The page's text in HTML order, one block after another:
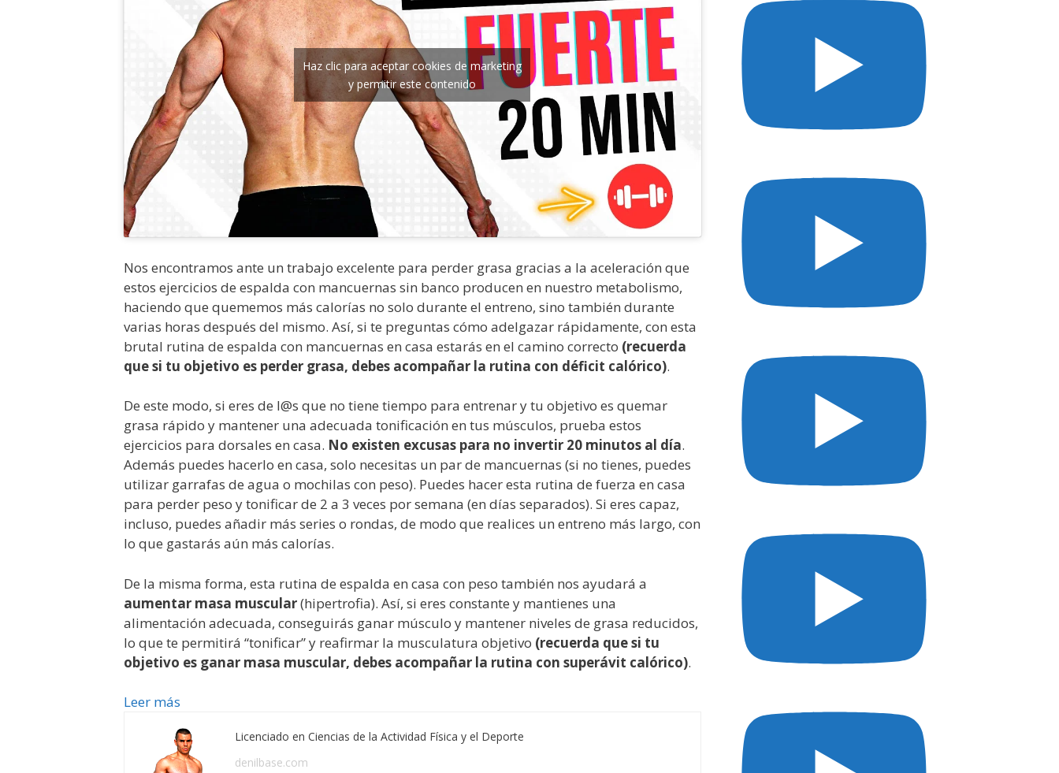
Haz clic para aceptar cookies de marketing
y permitir este contenido
Nos encontramos ante un trabajo excelente para perder grasa gracias a la aceleración que
estos ejercicios de espalda con mancuernas sin banco producen en nuestro metabolismo,
haciendo que quememos más calorías no solo durante el entreno, sino también durante
varias horas después del mismo. Así, si te preguntas cómo adelgazar rápidamente, con esta
brutal rutina de espalda con mancuernas en casa estarás en el camino correcto (recuerda
que si tu objetivo es perder grasa, debes acompañar la rutina con déficit calórico).
De este modo, si eres de l@s que no tiene tiempo para entrenar y tu objetivo es quemar
grasa rápido y mantener una adecuada tonificación en tus músculos, prueba estos
ejercicios para dorsales en casa. No existen excusas para no invertir 20 minutos al día.
Además puedes hacerlo en casa, solo necesitas un par de mancuernas (si no tienes, puedes
utilizar garrafas de agua o mochilas con peso). Puedes hacer esta rutina de fuerza en casa
para perder peso y tonificar de 2 a 3 veces por semana (en días separados). Si eres capaz,
incluso, puedes añadir más series o rondas, de modo que realices un entreno más largo, con
lo que gastarás aún más calorías.
De la misma forma, esta rutina de espalda en casa con peso también nos ayudará a
aumentar masa muscular(hipertrofia). Así, si eres constante y mantienes una
alimentación adecuada, conseguirás ganar músculo y mantener niveles de grasa reducidos,
lo que te permitirá “tonificar” y reafirmar la musculatura objetivo (recuerda que si tu
objetivo es ganar masa muscular, debes acompañar la rutina con superávit calórico).
Leer más
Licenciado en Ciencias de la Actividad Física y el Deporte
denilbase.com